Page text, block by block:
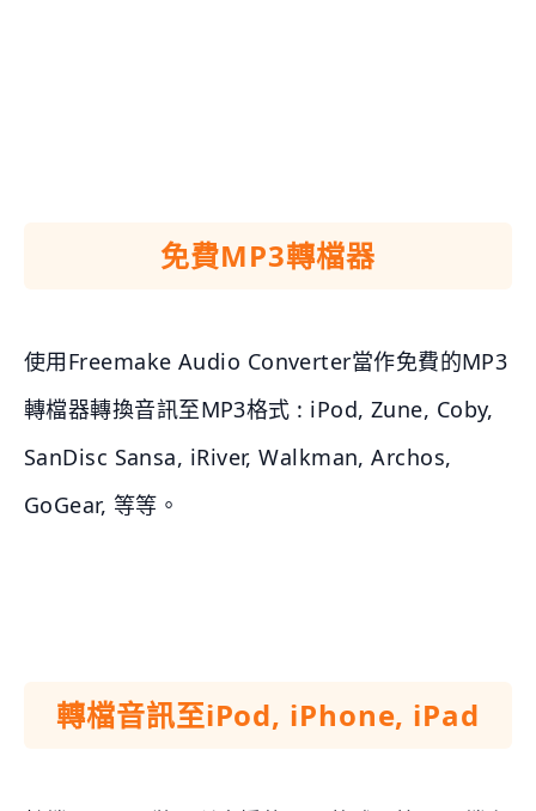
免費MP3轉檔器
使用Freemake Audio Converter當作免費的MP3
轉檔器轉換音訊至MP3格式 : iPod, Zune, Coby,
SanDisc Sansa, iRiver, Walkman, Archos,
GoGear, 等等。
轉檔音訊至iPod, iPhone, iPad